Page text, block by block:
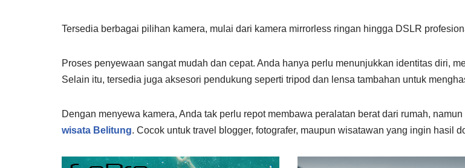
Tersedia berbagai pilihan kamera, mulai dari kamera mirrorless ringan hingga DSLR
Proses penyewaan sangat mudah dan cepat. Anda hanya perlu menunjukkan identitas diri,
Selain itu, tersedia juga aksesori pendukung seperti tripod dan lensa tambahan untuk
Dengan menyewa kamera, Anda tak perlu repot membawa peralatan berat dari rumah,
wisata Belitung. Cocok untuk travel blogger, fotografer, maupun wisatawan yang ingin hasil